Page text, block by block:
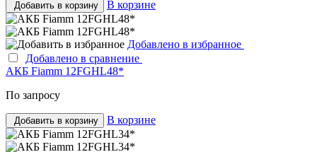
Добавить в корзину В корзине
Добавлено в избранное
Добавлено в сравнение
АКБ Fiamm 12FGHL48*
По запросу
Добавить в корзину В корзине